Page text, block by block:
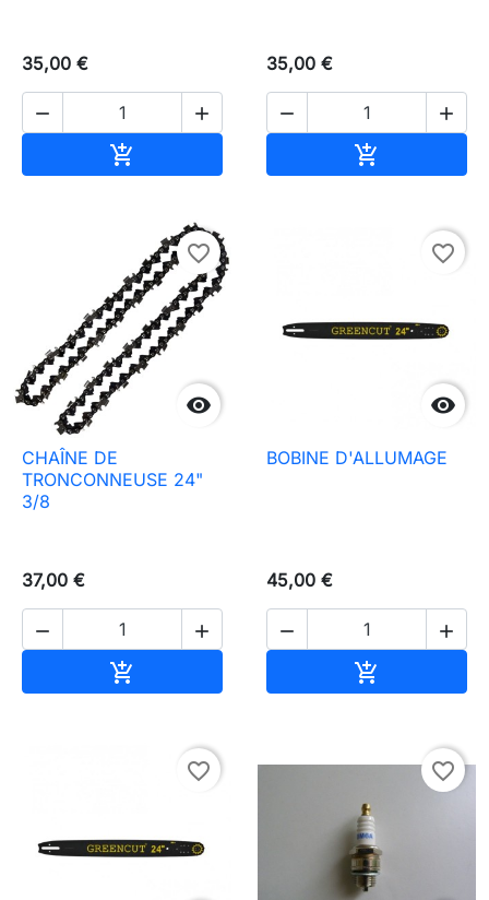
35,00 €
 

35,00 €
 


favorite_border
CHAÎNE DE
TRONCONNEUSE 24"
3/8
37,00 €
 


favorite_border
BOBINE D'ALLUMAGE
45,00 €
 

favorite_border favorite_border